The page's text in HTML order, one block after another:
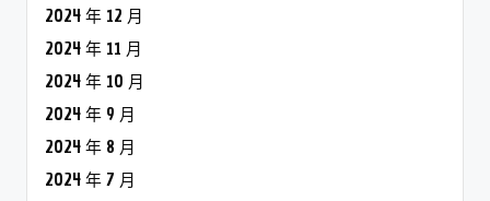
2024 年 12 月
2024 年 11 月
2024 年 10 月
2024 年 9 月
2024 年 8 月
2024 年 7 月